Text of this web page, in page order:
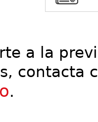
a la
contacta
.